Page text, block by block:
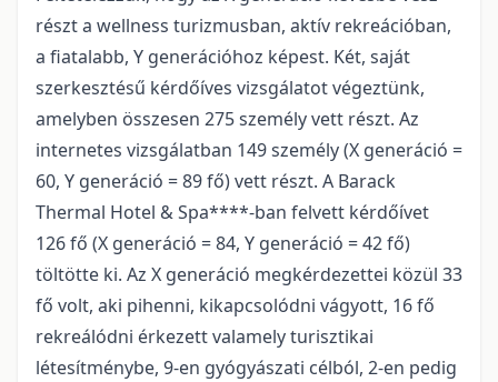
részt a wellness turizmusban, aktív rekreációban,
a fiatalabb, Y generációhoz képest. Két, saját
szerkesztésű kérdőíves vizsgálatot végeztünk,
amelyben összesen 275 személy vett részt. Az
internetes vizsgálatban 149 személy (X generáció =
60, Y generáció = 89 fő) vett részt. A Barack
Thermal Hotel & Spa****-ban felvett kérdőívet
126 fő (X generáció = 84, Y generáció = 42 fő)
töltötte ki. Az X generáció megkérdezettei közül 33
fő volt, aki pihenni, kikapcsolódni vágyott, 16 fő
rekreálódni érkezett valamely turisztikai
létesítménybe, 9-en gyógyászati célból, 2-en pedig